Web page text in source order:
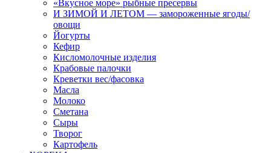
«Вкусное море» рыбные пресервы
И ЗИМОЙ И ЛЕТОМ — замороженные ягоды/
овощи
Йогурты
Кефир
Кисломолочные изделия
Крабовые палочки
Креветки вес/фасовка
Масла
Молоко
Сметана
Сыры
Творог
Картофель